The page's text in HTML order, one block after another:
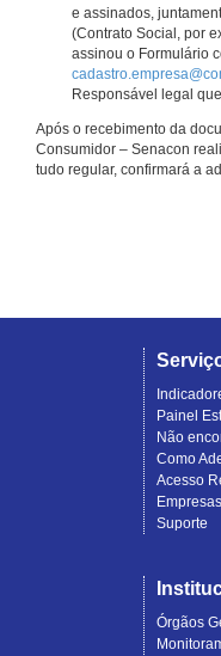
e assinados,
(Contrato Social, por
assinou o Formulário
Responsável legal
Após o recebimento da
Consumidor – Senacon
tudo regular, confirmará a
Painel
Não
Como
Acesso
Empresas
Suporte
Órgãos